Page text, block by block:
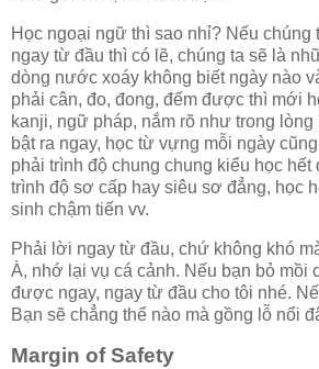
Học ngoại ngữ thì sao nhỉ? Nếu chúng
ngay từ đầu thì có lẽ, chúng ta sẽ là
dòng nước xoáy không biết ngày nào
phải cân, đo, đong, đếm được thì mới
kanji, ngữ pháp, nắm rõ như trong
bật ra ngay, học từ vựng mỗi ngày
phải trình độ chung chung kiểu học hết
trình độ sơ cấp hay siêu sơ đẳng, học
sinh chậm tiến vv.
Phải lời ngay từ đầu, chứ không khó
À, nhớ lại vụ cá cảnh. Nếu bạn bỏ mồi
được ngay, ngay từ đầu cho tôi nhé.
Bạn sẽ chẳng thể nào mà gồng lỗ nổi
Margin of Safety